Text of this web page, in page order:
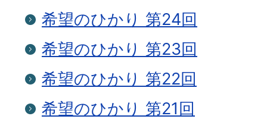
希望のひかり 第24回
希望のひかり 第23回
希望のひかり 第22回
希望のひかり 第21回